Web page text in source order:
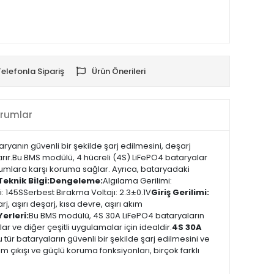
Sipariş Ürün Önerileri
güvenli bir şekilde şarj edilmesini, deşarj
BMS modülü, 4 hücreli (4S) LiFePO4 bataryalar
karşı koruma sağlar. Ayrıca, bataryadaki
Bilgi:Dengeleme:Algılama Gerilimi:
Bırakma Voltajı: 2.3±0.1VGiriş Gerilimi:
aşırı deşarj, kısa devre, aşırı akım
Bu BMS modülü, 4S 30A LiFePO4 bataryaların
ve diğer çeşitli uygulamalar için idealdir.4S 30A
tür bataryaların güvenli bir şekilde şarj edilmesini ve
çıkışı ve güçlü koruma fonksiyonları, birçok farklı